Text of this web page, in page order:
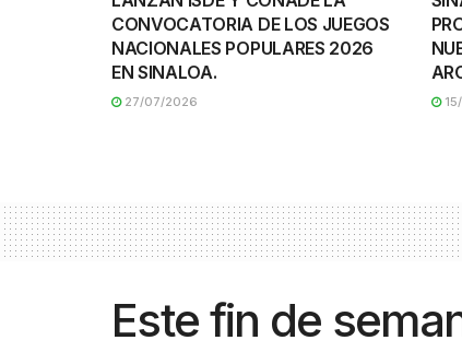
CONVOCATORIA DE LOS JUEGOS
NACIONALES POPULARES 2026
EN SINALOA.
27/07/2026
Este fin de